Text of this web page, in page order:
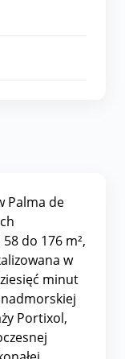
Palma de
do 176 m²,
w
minut
Portixol,